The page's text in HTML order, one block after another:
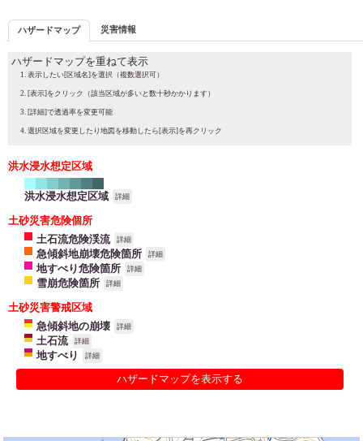
ハザードマップ 災害情報
ハザードマップを重ねて表示
表示したい[区域名]を選択（複数選択可）
[表示]をクリック（該当区域が多いと数十秒かかります）
[詳細]で透過率を変更可能
選択区域を変更したり地図を移動したら[表示]を再クリック
洪水浸水想定区域
洪水浸水想定区域 詳細
土砂災害危険個所
土石流危険渓流
詳細
急傾斜地崩壊危険箇所 詳細
地すべり危険箇所 詳細
雪崩危険箇所 詳細
土砂災害警戒区域
急傾斜地の崩壊
詳細
土石流 詳細
地すべり 詳細
ハザードマップを表示する